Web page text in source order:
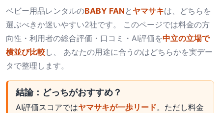
ベビー用品レンタルのBABY FAN と ヤマサキは、どちらを
選ぶべきか迷いやすい2社です。 このページでは料金の方
向性・利用者の総合評価・口コミ・AI評価を中立の立場で
横並び比較し、 あなたの用途に合うのはどちらかを実デー
タで整理します。
結論：どっちがおすすめ？
AI評価スコアではヤマサキが一歩リード。ただし料金